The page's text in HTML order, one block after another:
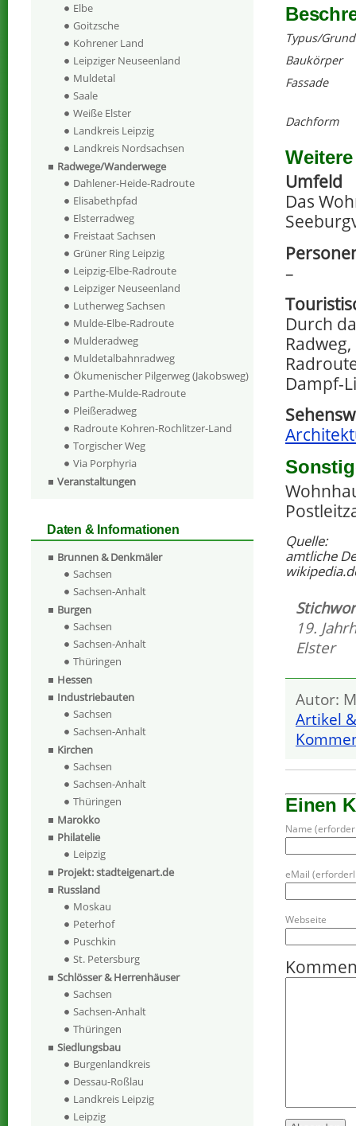
Typus/
Baukörper
Fassade
Dachform
Umfeld
Das
–
Durch
Dampf-
Quelle:
amtliche
19.
Elster
Autor:
Artikel
Einen
Name
eMail
Webseite
Elbe
Goitzsche
Kohrener Land
Leipziger Neuseenland
Muldetal
Saale
Weiße Elster
Landkreis Leipzig
Landkreis Nordsachsen
Radwege/Wanderwege
Dahlener-Heide-Radroute
Elisabethpfad
Elsterradweg
Freistaat Sachsen
Grüner Ring Leipzig
Leipzig-Elbe-Radroute
Leipziger Neuseenland
Lutherweg Sachsen
Mulde-Elbe-Radroute
Mulderadweg
Muldetalbahnradweg
Ökumenischer Pilgerweg (Jakobsweg)
Parthe-Mulde-Radroute
Pleißeradweg
Radroute Kohren-Rochlitzer-Land
Torgischer Weg
Via Porphyria
Veranstaltungen
Daten & Informationen
Brunnen & Denkmäler
Sachsen
Sachsen-Anhalt
Burgen
Sachsen
Sachsen-Anhalt
Thüringen
Hessen
Industriebauten
Sachsen
Sachsen-Anhalt
Kirchen
Sachsen
Sachsen-Anhalt
Thüringen
Marokko
Philatelie
Leipzig
Projekt: stadteigenart.de
Russland
Moskau
Peterhof
Puschkin
St. Petersburg
Schlösser & Herrenhäuser
Sachsen
Sachsen-Anhalt
Thüringen
Siedlungsbau
Burgenlandkreis
Dessau-Roßlau
Landkreis Leipzig
Leipzig